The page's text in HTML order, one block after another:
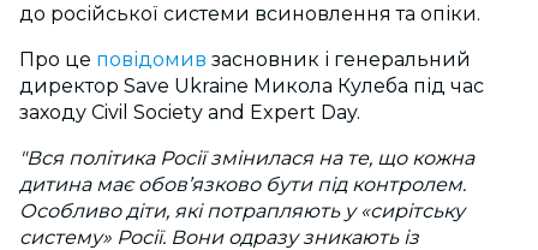
до російської системи всиновлення та опіки.
Про це повідомив засновник і генеральний
директор Save Ukraine Микола Кулеба під час
заходу Civil Society and Expert Day.
"Вся політика Росії змінилася на те, що кожна
дитина має обов’язково бути під контролем.
Особливо діти, які потрапляють у «сирітську
систему» Росії. Вони одразу зникають із